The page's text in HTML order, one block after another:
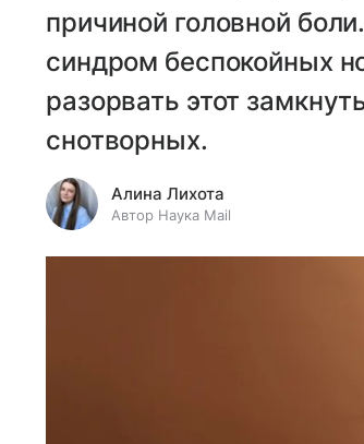
причиной головной
синдром беспокойных
разорвать этот
снотворных.
Алина Лихота
Автор Наука Mail